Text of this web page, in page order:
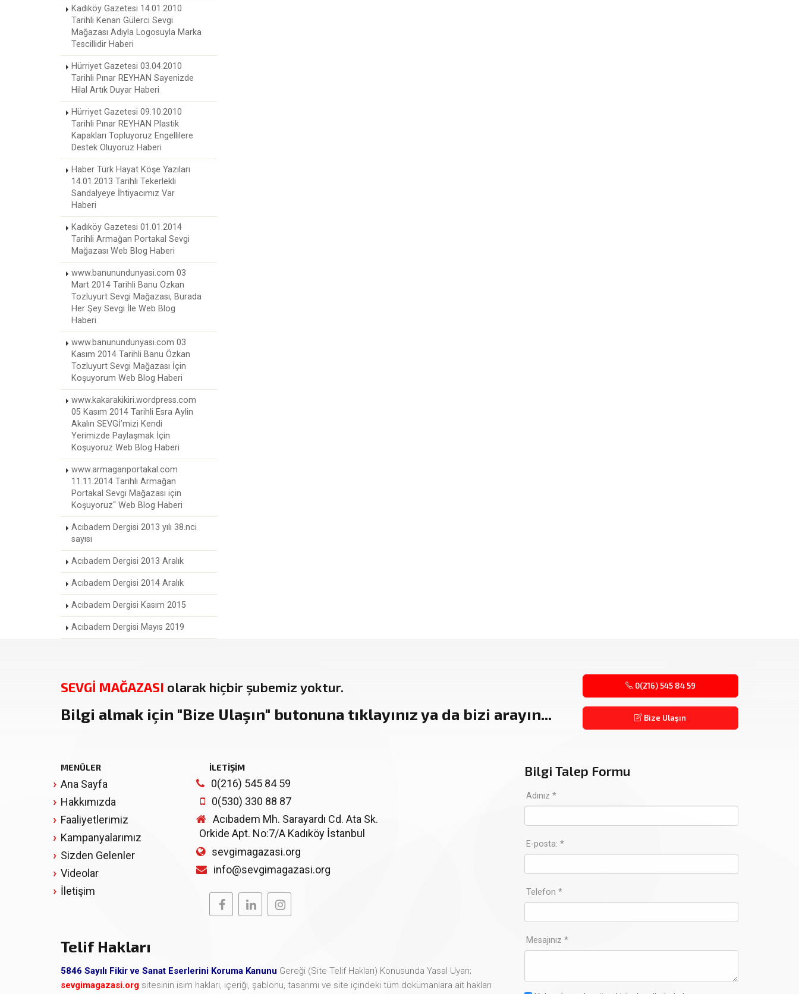
Kadıköy Gazetesi 14.01.2010
Tarihli Kenan Gülerci Sevgi
Mağazası Adıyla Logosuyla Marka
Tescillidir Haberi
Hürriyet Gazetesi 03.04.2010
Tarihli Pınar REYHAN Sayenizde
Hilal Artık Duyar Haberi
Hürriyet Gazetesi 09.10.2010
Tarihli Pınar REYHAN Plastik
Kapakları Topluyoruz Engellilere
Destek Oluyoruz Haberi
Haber Türk Hayat Köşe Yazıları
14.01.2013 Tarihli Tekerlekli
Sandalyeye İhtiyacımız Var
Haberi
Kadıköy Gazetesi 01.01.2014
Tarihli Armağan Portakal Sevgi
Mağazası Web Blog Haberi
www.banunundunyasi.com 03
Mart 2014 Tarihli Banu Özkan
Tozluyurt Sevgi Mağazası, Burada
Her Şey Sevgi İle Web Blog
Haberi
www.banunundunyasi.com 03
Kasım 2014 Tarihli Banu Özkan
Tozluyurt Sevgi Mağazası İçin
Koşuyorum Web Blog Haberi
www.kakarakikiri.wordpress.com
05 Kasım 2014 Tarihli Esra Aylin
Akalın SEVGİ’mizi Kendi
Yerimizde Paylaşmak İçin
Koşuyoruz Web Blog Haberi
www.armaganportakal.com
11.11.2014 Tarihli Armağan
Portakal Sevgi Mağazası için
Koşuyoruz“ Web Blog Haberi
Acıbadem Dergisi 2013 yılı 38.nci
sayısı
Acıbadem Dergisi 2013 Aralık
Acıbadem Dergisi 2014 Aralık
Acıbadem Dergisi Kasım 2015
Acıbadem Dergisi Mayıs 2019
SEVGİ MAĞAZASI olarak hiçbir şubemiz yoktur.
Bilgi almak için "Bize Ulaşın" butonuna tıklayınız ya da bizi arayın...
0(216) 545 84 59
Bize Ulaşın
MENÜLER
Ana Sayfa
Hakkımızda
Faaliyetlerimiz
Kampanyalarımız
Sizden Gelenler
Videolar
İletişim
İLETİŞİM
0(216) 545 84 59
0(530) 330 88 87
Acıbadem Mh. Sarayardı Cd. Ata Sk.
Orkide Apt. No:7/A Kadıköy İstanbul
sevgimagazasi.org
info@sevgimagazasi.org
Telif Hakları
5846 Sayılı Fikir ve Sanat Eserlerini Koruma Kanunu Gereği (Site Telif Hakları) Konusunda Yasal Uyarı;
sevgimagazasi.org sitesinin isim hakları, içeriği, şablonu, tasarımı ve site içindeki tüm dokümanlara ait hakları
Bilgi Talep Formu
Adınız *
E-posta: *
Telefon *
Mesajınız *